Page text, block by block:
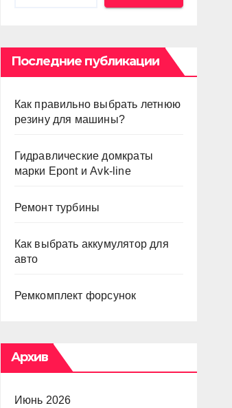
Последние публикации
Как правильно выбрать летнюю
резину для машины?
Гидравлические домкраты
марки Epont и Avk-line
Ремонт турбины
Как выбрать аккумулятор для
авто
Ремкомплект форсунок
Архив
Июнь 2026